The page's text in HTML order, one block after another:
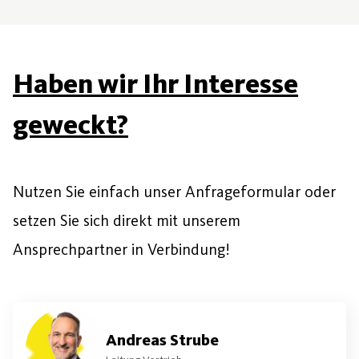
Haben wir Ihr Interesse
geweckt?
Nutzen Sie einfach unser Anfrageformular oder
setzen Sie sich direkt mit unserem
Ansprechpartner in Verbindung!
Andreas Strube